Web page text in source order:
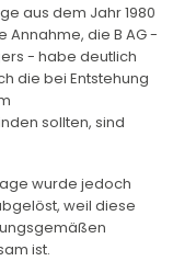
aus dem Jahr 1980
Annahme, die B AG -
- habe deutlich
die bei Entstehung
sollten, sind
wurde jedoch
weil diese
ist.